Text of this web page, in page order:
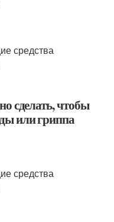
средства
сделать, чтобы
или гриппа
средства